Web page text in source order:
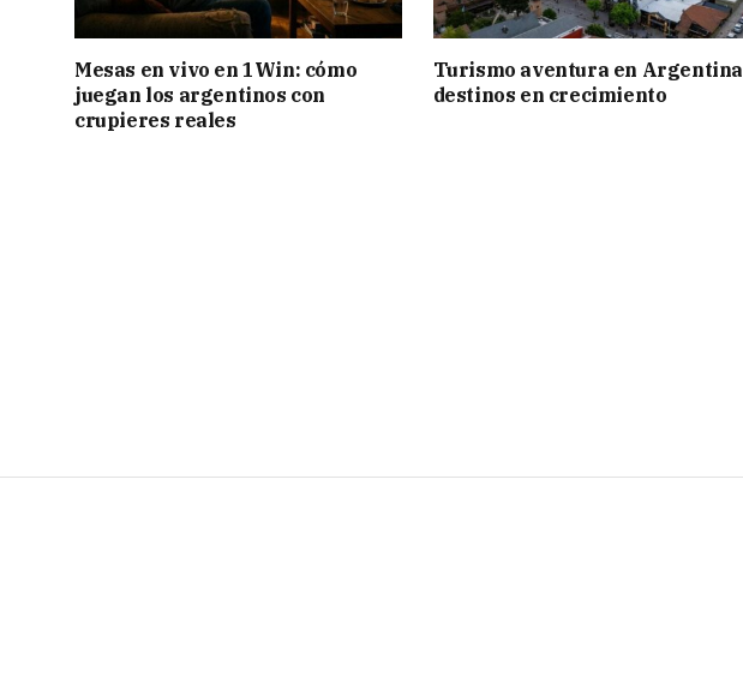
Mesas en vivo en 1Win: cómo
juegan los argentinos con
crupieres reales
Turismo aventura en Argentina
destinos en crecimiento